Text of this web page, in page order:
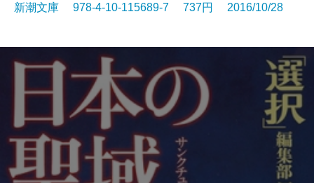
新潮文庫 978-4-10-115689-7 737円 2016/10/28